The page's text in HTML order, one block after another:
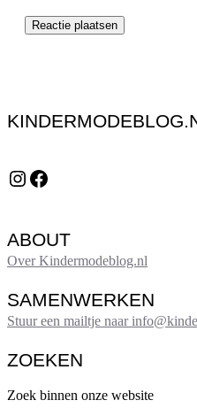
Instagram Facebook
ABOUT
Over Kindermodeblog.nl
SAMENWERKEN
Stuur een mailtje naar
ZOEKEN
Zoek binnen onze website